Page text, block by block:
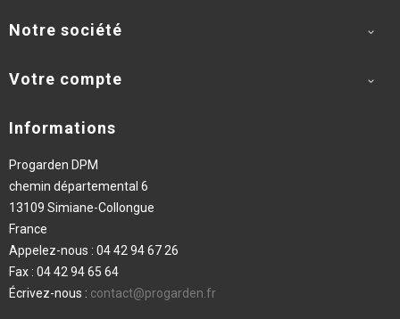
Notre société 
Votre compte 
Informations
Progarden DPM
chemin départemental 6
13109 Simiane-Collongue
France
Appelez-nous : 04 42 94 67 26
Fax : 04 42 94 65 64
Écrivez-nous : contact@progarden.fr